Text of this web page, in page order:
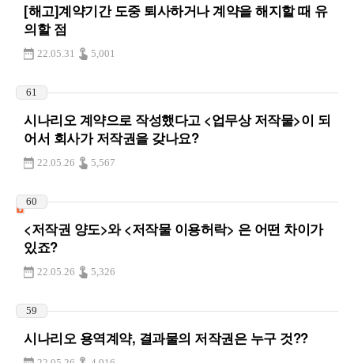
[해고]계약기간 도중 퇴사하거나 계약을 해지할 때 유
의할 점
22.05.31 5,001
61
시나리오 계약으로 작성했다고 <업무상 저작물>이 되
어서 회사가 저작권을 갖나요?
22.05.26 5,567
60
<저작권 양도>와 <저작물 이용허락> 은 어떤 차이가
있죠?
22.05.26 5,326
59
시나리오 용역계약, 결과물의 저작권은 누구 것??